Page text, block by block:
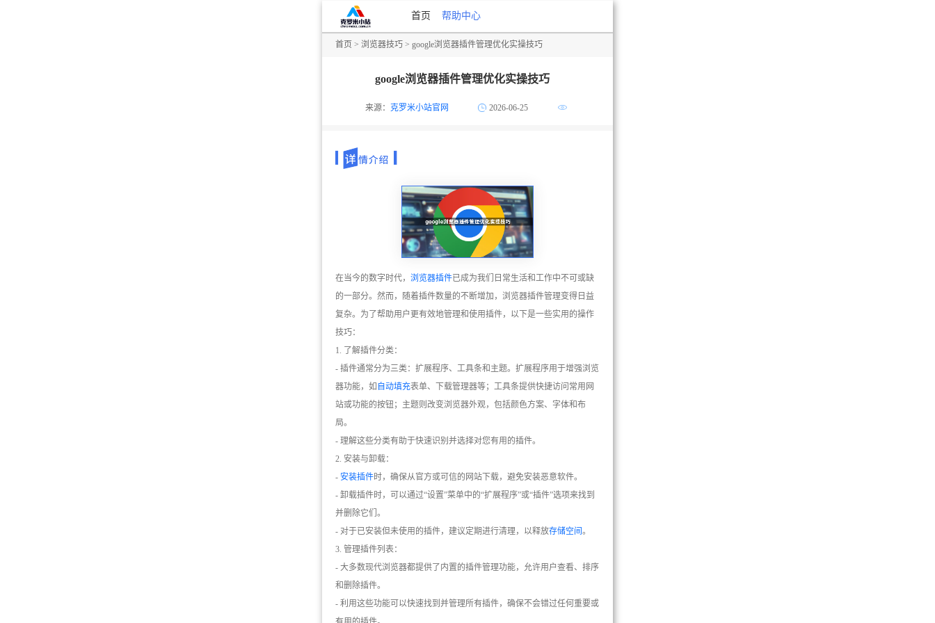
首页 帮助中心
首页 > 浏览器技巧 > google浏览器插件管理优化实操技巧
google浏览器插件管理优化实操技巧
来源： 克罗米小站官网 2026-06-25
在当今的数字时代， 浏览器插件已成为我们日常生活和工作中不可或缺
的一部分。然而，随着插件数量的不断增加，浏览器插件管理变得日益
复杂。为了帮助用户更有效地管理和使用插件，以下是一些实用的操作
技巧：
1. 了解插件分类：
- 插件通常分为三类：扩展程序、工具条和主题。扩展程序用于增强浏览
器功能，如 自动填充表单、下载管理器等；工具条提供快捷访问常用网
站或功能的按钮；主题则改变浏览器外观，包括颜色方案、字体和布
局。
- 理解这些分类有助于快速识别并选择对您有用的插件。
2. 安装与卸载：
- 安装插件时，确保从官方或可信的网站下载，避免安装恶意软件。
- 卸载插件时，可以通过“设置”菜单中的“扩展程序”或“插件”选项来找到
并删除它们。
- 对于已安装但未使用的插件，建议定期进行清理，以释放存储空间 。
3. 管理插件列表：
- 大多数现代浏览器都提供了内置的插件管理功能，允许用户查看、排序
和删除插件。
- 利用这些功能可以快速找到并管理所有插件，确保不会错过任何重要或